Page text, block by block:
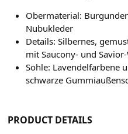
Obermaterial:
Nubukleder
Details: Silbernes,
mit Saucony- und
Sohle: Lavendelfarbene
schwarze
PRODUCT DETAILS